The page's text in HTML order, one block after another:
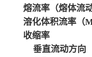
熔流率（熔体流
溶化体积流率（
收缩率
垂直流动方向